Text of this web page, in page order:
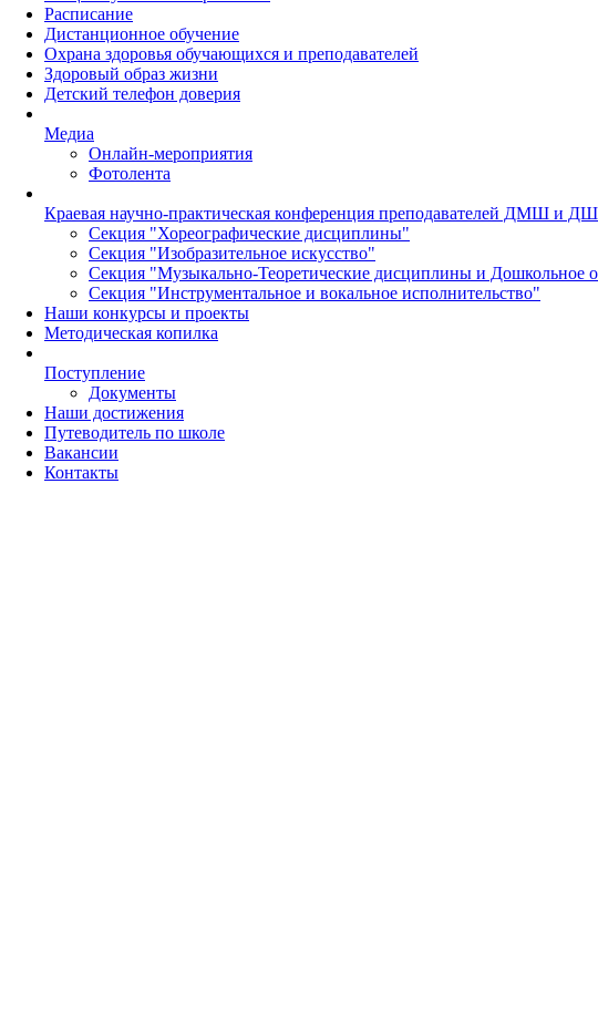
Расписание
Дистанционное обучение
Охрана здоровья обучающихся и преподавателей
Здоровый образ жизни
Детский телефон доверия
Медиа
Онлайн-мероприятия
Фотолента
Краевая научно-практическая конференция преподавателей ДМШ и
Секция "Хореографические дисциплины"
Секция "Изобразительное искусство"
Секция "Музыкально-Теоретические дисциплины и Дошкольное
Секция "Инструментальное и вокальное исполнительство"
Наши конкурсы и проекты
Методическая копилка
Поступление
Документы
Наши достижения
Путеводитель по школе
Вакансии
Контакты